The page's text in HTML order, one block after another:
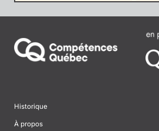
Historique
À propos